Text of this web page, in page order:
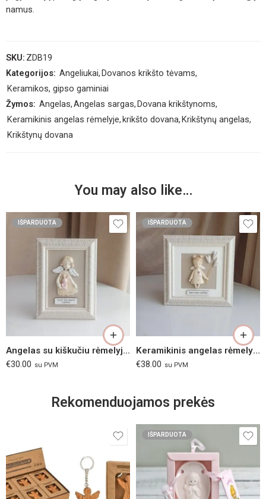
namus.
SKU: ZDB19
Kategorijos: Angeliukai, Dovanos krikšto tėvams,
Keramikos, gipso gaminiai
Žymos: Angelas,Angelas sargas, Dovana krikštynoms,
Keramikinis angelas rėmelyje, krikšto dovana, Krikštynų angelas,
Krikštynų dovana
You may also like…
IŠPARDUOTA
Angelas su kiškučiu rėmelyje 15×20 cm
€30.00 su PVM
IŠPARDUOTA
Keramikinis angelas rėmelyje su balionais 20x20cm
€38.00 su PVM
Rekomenduojamos prekės
IŠPARDUOTA